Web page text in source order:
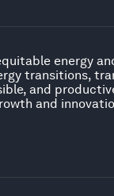
energy
transitions,
and
and